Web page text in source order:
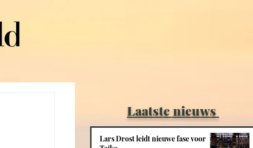
Laatste nieuws
Lars Drost leidt nieuwe fase voor